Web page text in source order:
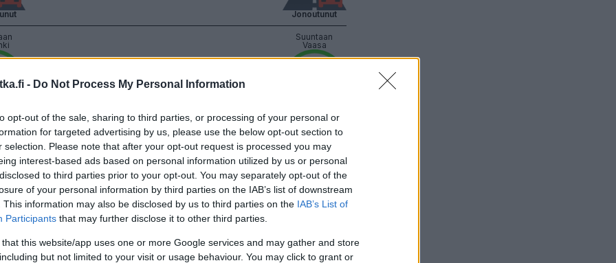
- Do Not Process My Personal Information
opt-out of the sale, sharing to third parties, or processing of your personal or
for targeted advertising by us, please use the below opt-out section to
selection. Please note that after your opt-out request is processed you may
interest-based ads based on personal information utilized by us or personal
to third parties prior to your opt-out. You may separately opt-out of the
of your personal information by third parties on the IAB’s list of downstream
This information may also be disclosed by us to third parties on the IAB’s List of
Participants that may further disclose it to other third parties.
that this website/app uses one or more Google services and may gather and store
but not limited to your visit or usage behaviour. You may click to grant or
Jonoutunut
Suuntaan
Vaasa
Sujuvaa
Nurmijärvi, Kotamäki HML
Vaasa
Suuntaan
Vaasa